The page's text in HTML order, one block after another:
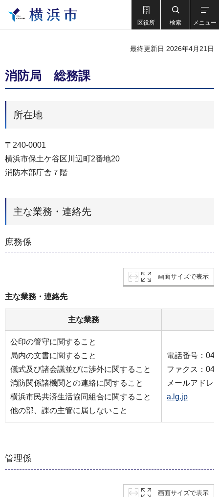
区役所 検索 メニュー
最終更新日 2026年4月21日
消防局 総務課
所在地
〒240-0001
横浜市保土ケ谷区川辺町2番地20
消防本部庁舎７階
主な業務・連絡先
庶務係
画面サイズで表示
主な業務・連絡先
主な業務
公印の管守に関すること
局内の文書に関すること
儀式及び諸会議並びに渉外に関すること
消防関係諸機関との連絡に関すること
横浜市民共済生活協同組合に関すること
他の部、課の主管に属しないこと
電話番号：
ファクス：
メールアドレ
a.lg.jp
管理係
画面サイズで表示